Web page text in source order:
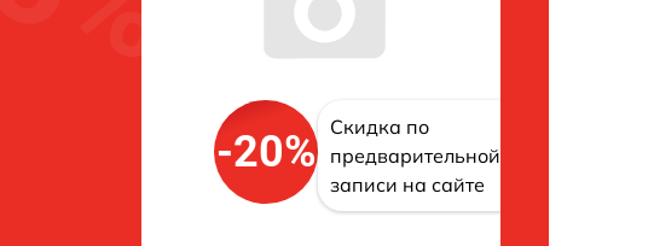
-20%
Скидка по
предварительной
записи на сайте